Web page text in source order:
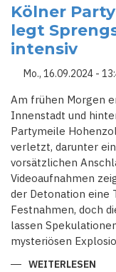
VOR
Kölner
legt
intensiv
Mo., 16.09.2024 -
Am frühen Morgen
Innenstadt und
Partymeile
verletzt, darunter
vorsätzlichen
Videoaufnahmen
der Detonation eine
Festnahmen, doch
lassen
mysteriösen
WEITERLESEN